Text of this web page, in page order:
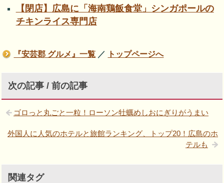
【閉店】広島に「海南鶏飯食堂」シンガポールの
チキンライス専門店
『安芸郡 グルメ』一覧 ／ トップページへ
次の記事 / 前の記事
ゴロっと丸ごと一粒！ローソン牡蠣めしおにぎりがうまい
外国人に人気のホテルと旅館ランキング、トップ20！広島のホ
テルも
関連タグ